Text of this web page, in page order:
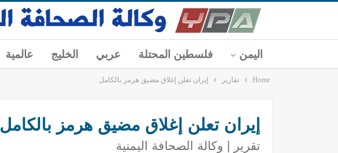
اليمن فلسطين المحتلة عربي الخليج عالمية
Home تقارير إيران تعلن إغلاق مضيق هرمز بالكامل
إيران تعلن إغلاق مضيق هرمز بالكامل
تقرير | وكالة الصحافة اليمنية